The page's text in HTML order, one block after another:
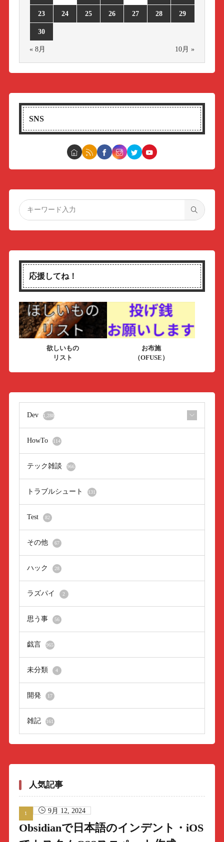
23 24 25 26 27 28 29
30
« 8月 10月 »
SNS
応援してね！
欲しいもの
リスト
お布施
（OFUSE）
Dev 1,288
HowTo 114
テック雑談 966
トラブルシュート 131
Test 82
その他 67
ハック 28
ラズパイ 2
思う事 56
戯言 965
未分類 4
開発 17
雑記 161
人気記事
9月 12, 2024
Obsidianで日本語のインデント・iOS